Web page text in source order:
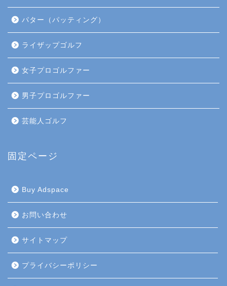
パター（パッティング）
ライザップゴルフ
女子プロゴルファー
男子プロゴルファー
芸能人ゴルフ
固定ページ
Buy Adspace
お問い合わせ
サイトマップ
プライバシーポリシー